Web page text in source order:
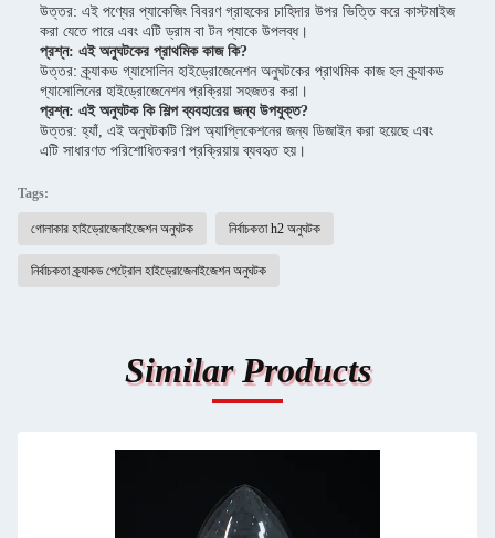
উত্তর: এই পণ্যের প্যাকেজিং বিবরণ গ্রাহকের চাহিদার উপর ভিত্তি করে কাস্টমাইজ
করা যেতে পারে এবং এটি ড্রাম বা টন প্যাকে উপলব্ধ।
প্রশ্ন: এই অনুঘটকের প্রাথমিক কাজ কি?
উত্তর: ক্র্যাকড গ্যাসোলিন হাইড্রোজেনেশন অনুঘটকের প্রাথমিক কাজ হল ক্র্যাকড
গ্যাসোলিনের হাইড্রোজেনেশন প্রক্রিয়া সহজতর করা।
প্রশ্ন: এই অনুঘটক কি শিল্প ব্যবহারের জন্য উপযুক্ত?
উত্তর: হ্যাঁ, এই অনুঘটকটি শিল্প অ্যাপ্লিকেশনের জন্য ডিজাইন করা হয়েছে এবং
এটি সাধারণত পরিশোধিতকরণ প্রক্রিয়ায় ব্যবহৃত হয়।
Tags:
গোলাকার হাইড্রোজেনাইজেশন অনুঘটক নির্বাচকতা h2 অনুঘটক
নির্বাচকতা ক্র্যাকড পেট্রোল হাইড্রোজেনাইজেশন অনুঘটক
Similar Products